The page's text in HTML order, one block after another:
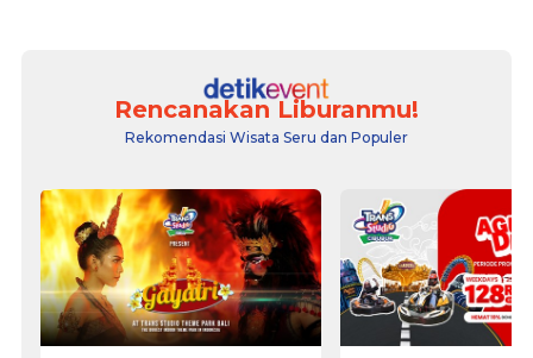
Rencanakan Liburanmu!
Rekomendasi Wisata Seru dan Populer